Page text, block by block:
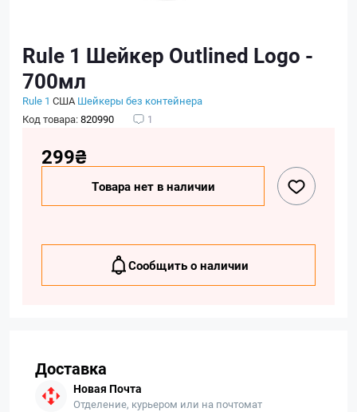
Rule 1 Шейкер Outlined Logo -
700мл
Rule 1 США Шейкеры без контейнера
Код товара:820990 1
299₴
Товара нет в наличии
Сообщить о наличии
Доставка
Новая Почта
Отделение, курьером или на почтомат